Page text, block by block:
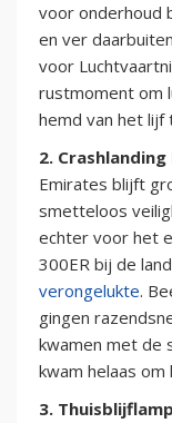
voor onderhoud
en ver
voor
rustmoment om
hemd van het lijf
2.
Emirates blijft
smetteloos
echter voor het
300ER bij de
verongelukte.
gingen
kwamen met de
kwam helaas om
3.